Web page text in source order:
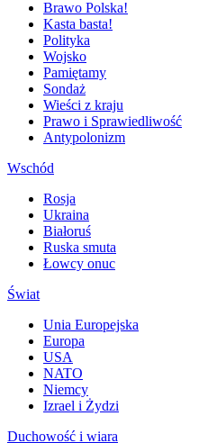
Brawo Polska!
Kasta basta!
Polityka
Wojsko
Pamiętamy
Sondaż
Wieści z kraju
Prawo i Sprawiedliwość
Antypolonizm
Wschód
Rosja
Ukraina
Białoruś
Ruska smuta
Łowcy onuc
Świat
Unia Europejska
Europa
USA
NATO
Niemcy
Izrael i Żydzi
Duchowość i wiara